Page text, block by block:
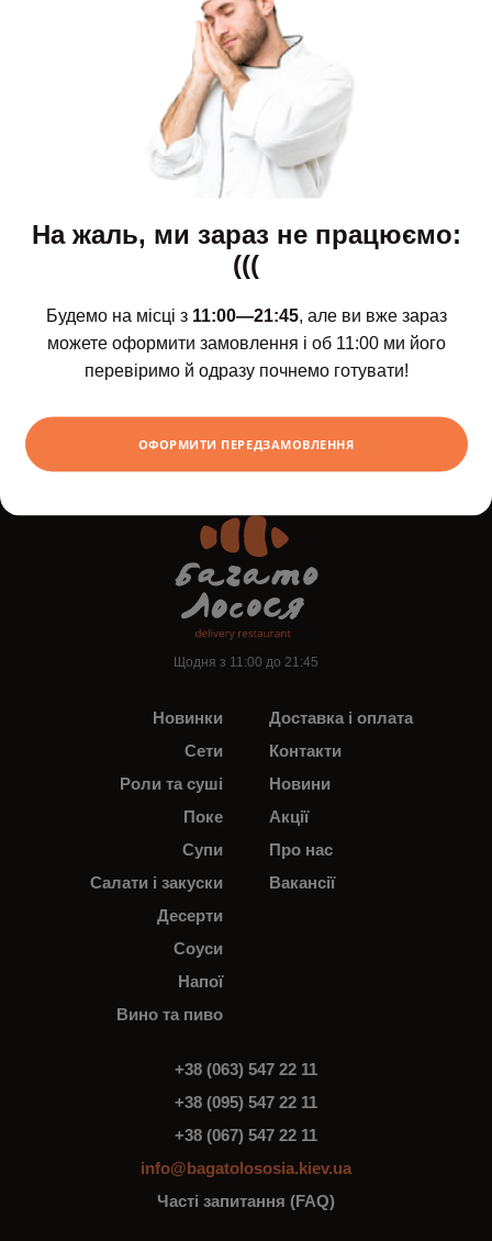
Лимонад "Фреш
цитрус", 0,5 л
222грн
Лимонад
маракуя", 0.5 л
264грн
Щодня з 11:00 до 21:45
Новинки
Сети
Роли та суші
Поке
Супи
Салати і закуски
Десерти
Соуси
Напої
Вино та пиво
Доставка і оплата
Контакти
Новини
Акції
Про нас
Вакансії
+38 (063) 547 22 11
+38 (095) 547 22 11
+38 (067) 547 22 11
info@bagatolososia.kiev.ua
Часті запитання (FAQ)
На жаль, ми зараз не працюємо:
(((
Будемо на місці з 11:00—21:45, але ви вже зараз
можете оформити замовлення і об 11:00 ми його
перевіримо й одразу почнемо готувати!
ОФОРМИТИ ПЕРЕДЗАМОВЛЕННЯ